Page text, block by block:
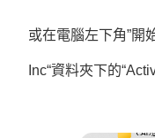
或在電腦左下角”開
Inc“資料夾下的